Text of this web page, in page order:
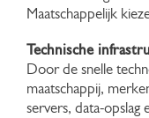
Maatschappelijk
Technische
Door de snelle
maatschappij,
servers, data-opslag